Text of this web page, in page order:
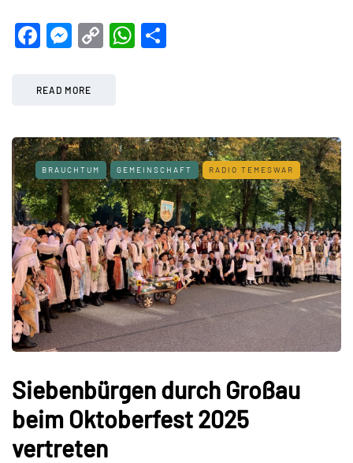
Facebook
Messenger
CopyWhatsApp
READ MORE
BRAUCHTUM GEMEINSCHAFT RADIO TEMESWAR
Siebenbürgen durch Großau
beim Oktoberfest 2025
vertreten